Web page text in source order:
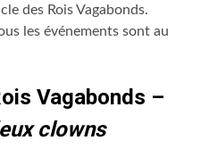
des Rois Vagabonds.
les événements sont au
Vagabonds –
clowns